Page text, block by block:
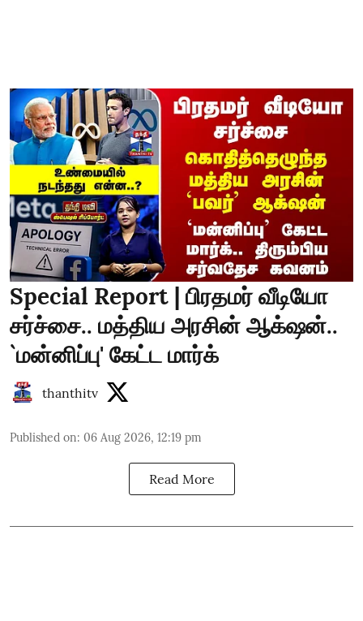
Special Report | பிரதமர் வீடியோ
சர்ச்சை.. மத்திய அரசின் ஆக்‌ஷன்..
`மன்னிப்பு' கேட்ட மார்க்
thanthitv
Published on: 06 Aug 2026, 12:19 pm
Read More